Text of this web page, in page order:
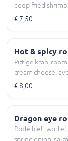
deep fried shrimp.
€ 7,50
Hot & spicy
Pittige krab,
cream cheese,
€ 8,00
Dragon eye
Rode biet,
spring onion,